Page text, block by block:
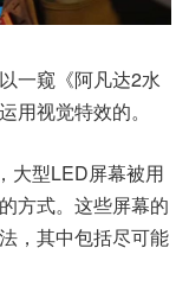
一窥《阿凡达2水
用视觉特效的。
大型LED屏幕被用
方式。这些屏幕的
，其中包括尽可能